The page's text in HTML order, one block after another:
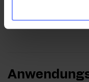
hohen Gehalt an
des Produkts